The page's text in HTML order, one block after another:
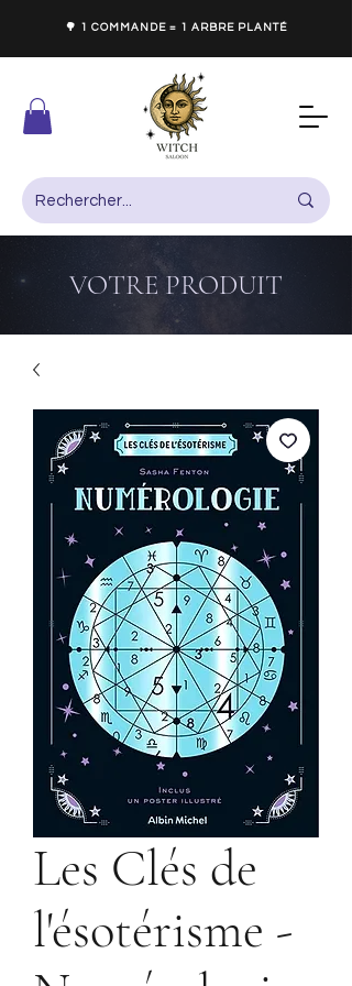
🌳 1 COMMANDE = 1 ARBRE PLANTÉ
VOTRE PRODUIT
Les Clés de
l'ésotérisme -